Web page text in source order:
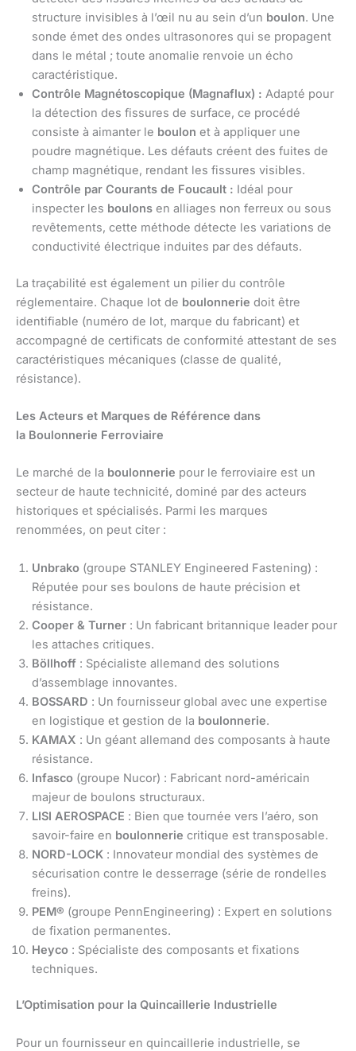
structure invisibles à l’œil nu au sein d’un boulon. Une
sonde émet des ondes ultrasonores qui se propagent
dans le métal ; toute anomalie renvoie un écho
caractéristique.
Contrôle Magnétoscopique (Magnaflux) : Adapté pour
la détection des fissures de surface, ce procédé
consiste à aimanter le boulon et à appliquer une
poudre magnétique. Les défauts créent des fuites de
champ magnétique, rendant les fissures visibles.
Contrôle par Courants de Foucault : Idéal pour
inspecter les boulons en alliages non ferreux ou sous
revêtements, cette méthode détecte les variations de
conductivité électrique induites par des défauts.
La traçabilité est également un pilier du contrôle
réglementaire. Chaque lot de boulonnerie doit être
identifiable (numéro de lot, marque du fabricant) et
accompagné de certificats de conformité attestant de ses
caractéristiques mécaniques (classe de qualité,
résistance).
Les Acteurs et Marques de Référence dans
la Boulonnerie Ferroviaire
Le marché de la boulonnerie pour le ferroviaire est un
secteur de haute technicité, dominé par des acteurs
historiques et spécialisés. Parmi les marques
renommées, on peut citer :
Unbrako (groupe STANLEY Engineered Fastening) :
Réputée pour ses boulons de haute précision et
résistance.
Cooper & Turner : Un fabricant britannique leader pour
les attaches critiques.
Böllhoff : Spécialiste allemand des solutions
d’assemblage innovantes.
BOSSARD : Un fournisseur global avec une expertise
en logistique et gestion de la boulonnerie.
KAMAX : Un géant allemand des composants à haute
résistance.
Infasco (groupe Nucor) : Fabricant nord-américain
majeur de boulons structuraux.
LISI AEROSPACE : Bien que tournée vers l’aéro, son
savoir-faire en boulonnerie critique est transposable.
NORD-LOCK : Innovateur mondial des systèmes de
sécurisation contre le desserrage (série de rondelles
freins).
PEM® (groupe PennEngineering) : Expert en solutions
de fixation permanentes.
Heyco : Spécialiste des composants et fixations
techniques.
L’Optimisation pour la Quincaillerie Industrielle
Pour un fournisseur en quincaillerie industrielle, se